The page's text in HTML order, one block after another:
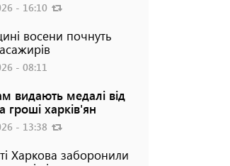
- 16:10
восени почнуть
- 08:11
видають медалі від
гроші харків'ян
- 13:38
Харкова заборонили